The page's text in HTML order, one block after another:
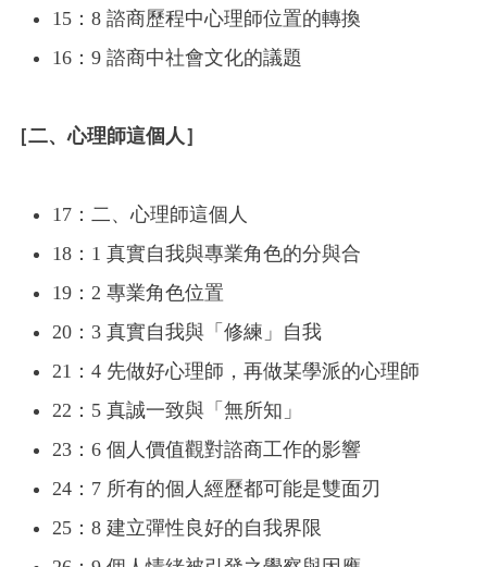
15：8 諮商歷程中心理師位置的轉換
16：9 諮商中社會文化的議題
［二、心理師這個人］
17：二、心理師這個人
18：1 真實自我與專業角色的分與合
19：2 專業角色位置
20：3 真實自我與「修練」自我
21：4 先做好心理師，再做某學派的心理師
22：5 真誠一致與「無所知」
23：6 個人價值觀對諮商工作的影響
24：7 所有的個人經歷都可能是雙面刃
25：8 建立彈性良好的自我界限